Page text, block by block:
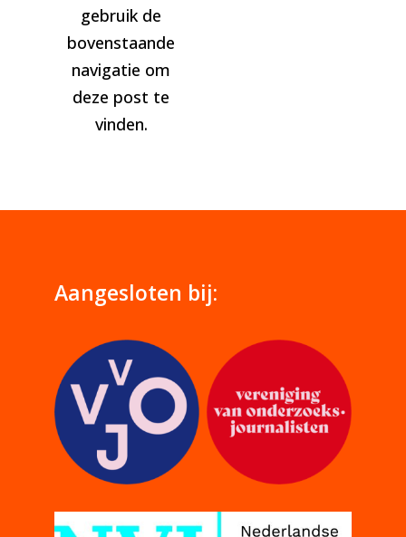
gebruik de
bovenstaande
navigatie om
deze post te
vinden.
Aangesloten bij: